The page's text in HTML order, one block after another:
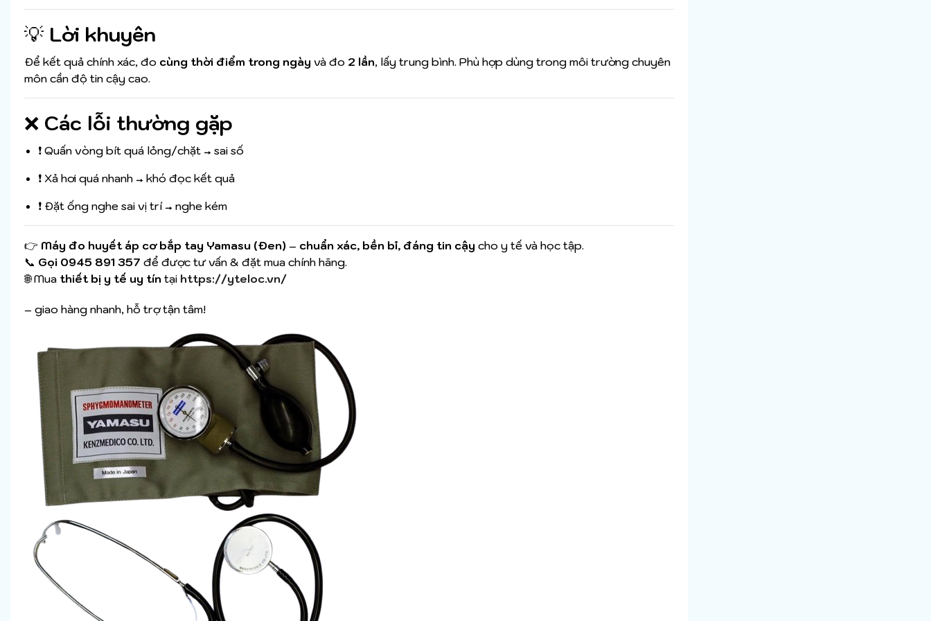
💡 Lời khuyên
Để kết quả chính xác, đo cùng thời điểm trong ngày và đo 2 lần, lấy trung bình. Phù hợp dùng trong môi trường chuyên
môn cần độ tin cậy cao.
❌ Các lỗi thường gặp
❗ Quấn vòng bít quá lỏng/chặt → sai số
❗ Xả hơi quá nhanh → khó đọc kết quả
❗ Đặt ống nghe sai vị trí → nghe kém
👉 Máy đo huyết áp cơ bắp tay Yamasu (Đen) – chuẩn xác, bền bỉ, đáng tin cậy cho y tế và học tập.
📞 Gọi 0945 891 357 để được tư vấn & đặt mua chính hãng.
🌐 Mua thiết bị y tế uy tín tại https://yteloc.vn/
– giao hàng nhanh, hỗ trợ tận tâm!